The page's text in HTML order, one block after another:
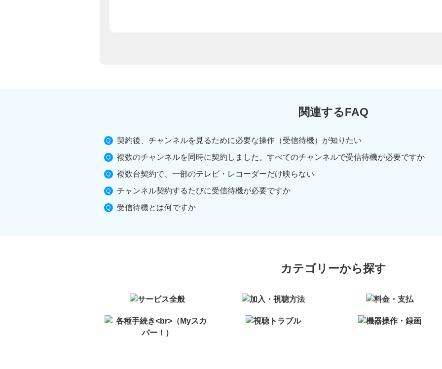
関連するFAQ
契約後、チャンネルを見るために必要な操作（受信待機）が知りたい
複数のチャンネルを同時に契約しました。すべてのチャンネルで受信待機が必要ですか
複数台契約で、一部のテレビ・レコーダーだけ映らない
チャンネル契約するたびに受信待機が必要ですか
受信待機とは何ですか
カテゴリーから探す